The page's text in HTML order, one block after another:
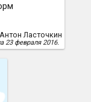
Антон Ласточкин
23 февраля 2016.